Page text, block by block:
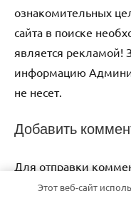
ознакомительных
сайта в поиске
является
информацию
не несет.
Добавить
Для отправки
авторизоваться
Этот веб-сайт